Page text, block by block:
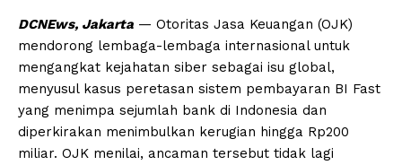
DCNEws, Jakarta — Otoritas Jasa Keuangan (OJK)
mendorong lembaga-lembaga internasional untuk
mengangkat kejahatan siber sebagai isu global,
menyusul kasus peretasan sistem pembayaran BI Fast
yang menimpa sejumlah bank di Indonesia dan
diperkirakan menimbulkan kerugian hingga Rp200
miliar. OJK menilai, ancaman tersebut tidak lagi